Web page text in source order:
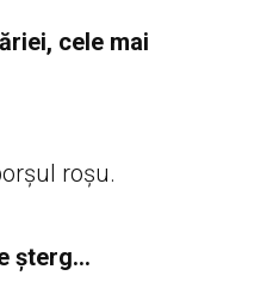
cele mai
roșu.
șterg…